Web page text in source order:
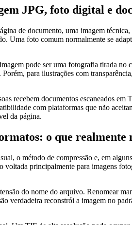
JPG, foto digital e
de documento, uma imagem
Uma foto comum normalmente se
pode ser uma fotografia tirada
para ilustrações com
recebem documentos escaneados
com plataformas que não
da página.
o que realmente
o método de compressão e, em
voltada principalmente para imagens
do nome do arquivo. Renomear
verdadeira reconstrói a imagem no